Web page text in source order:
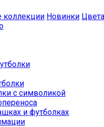
коллекции Новинки Цвета
с символикой
и футболках